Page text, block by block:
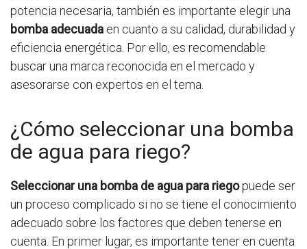
potencia necesaria, también es importante elegir una
bomba adecuada en cuanto a su calidad, durabilidad y
eficiencia energética. Por ello, es recomendable
buscar una marca reconocida en el mercado y
asesorarse con expertos en el tema.
¿Cómo seleccionar una bomba
de agua para riego?
Seleccionar una bomba de agua para riegopuede ser
un proceso complicado si no se tiene el conocimiento
adecuado sobre los factores que deben tenerse en
cuenta. En primer lugar, es importante tener en cuenta